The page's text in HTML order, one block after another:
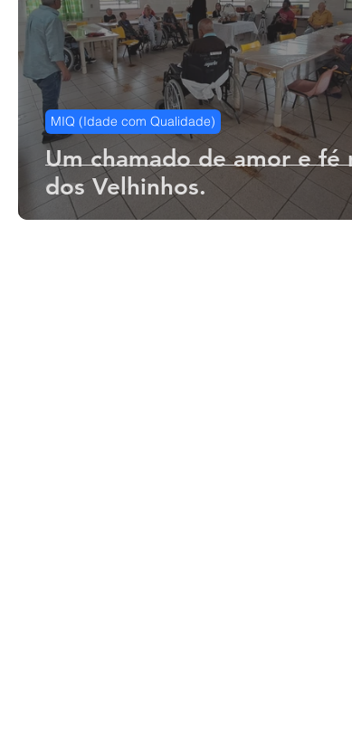
ACORD ABRA-TE DNI Hope Day
Um chamado de amor e fé
dos Velhinhos.
MIQ (Idade com Qualidade)